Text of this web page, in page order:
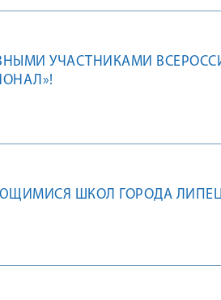
УЧАСТНИКАМИ
ШКОЛ ГОРОДА